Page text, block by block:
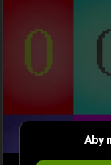
Aby